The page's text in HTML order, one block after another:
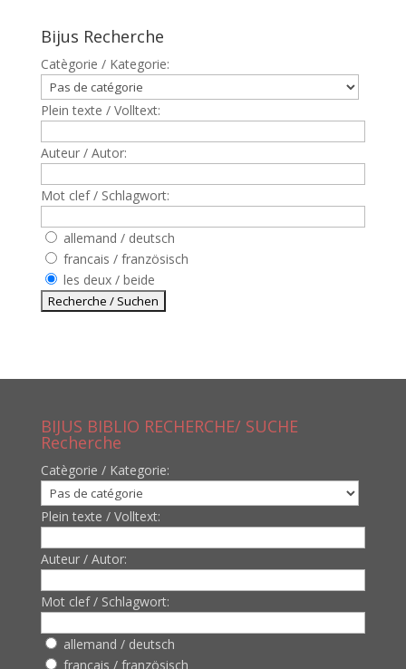
Bijus Recherche
Catègorie / Kategorie:
Plein texte / Volltext:
Auteur / Autor:
Mot clef / Schlagwort:
allemand / deutsch
francais / französisch
les deux / beide
BIJUS BIBLIO RECHERCHE/ SUCHE
Recherche
Catègorie / Kategorie:
Plein texte / Volltext:
Auteur / Autor:
Mot clef / Schlagwort:
allemand / deutsch
francais / französisch